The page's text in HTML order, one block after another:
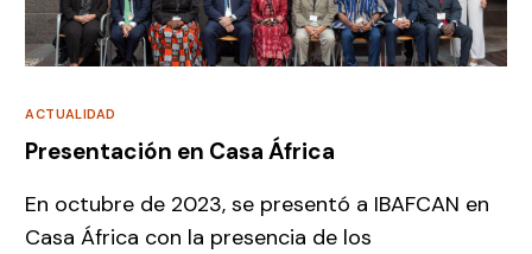
ACTUALIDAD
Presentación en Casa África
En octubre de 2023, se presentó a IBAFCAN en
Casa África con la presencia de los